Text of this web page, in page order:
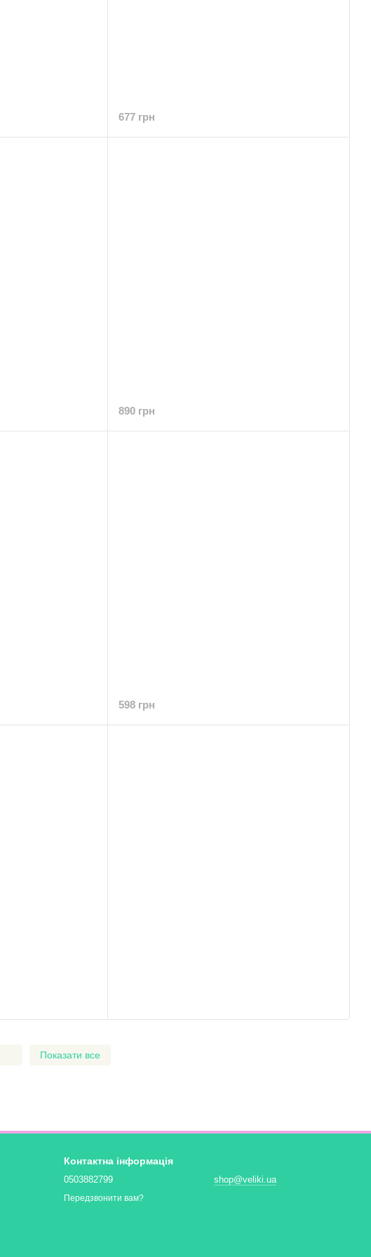
677 грн
890 грн
598 грн
Показати все
Контактна інформація
0503882799
Передзвонити вам?
shop@veliki.ua